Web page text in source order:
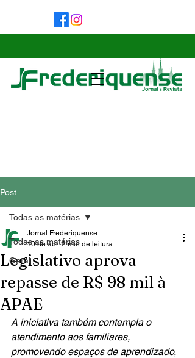
Post
Todas as matérias
Geral
Todas as matérias
Legislativo aprova
repasse de R$ 98 mil à
APAE
Jornal Frederiquense
10 de abr. 2 min de leitura
A iniciativa também contempla o
atendimento aos familiares,
promovendo espaços de aprendizado,